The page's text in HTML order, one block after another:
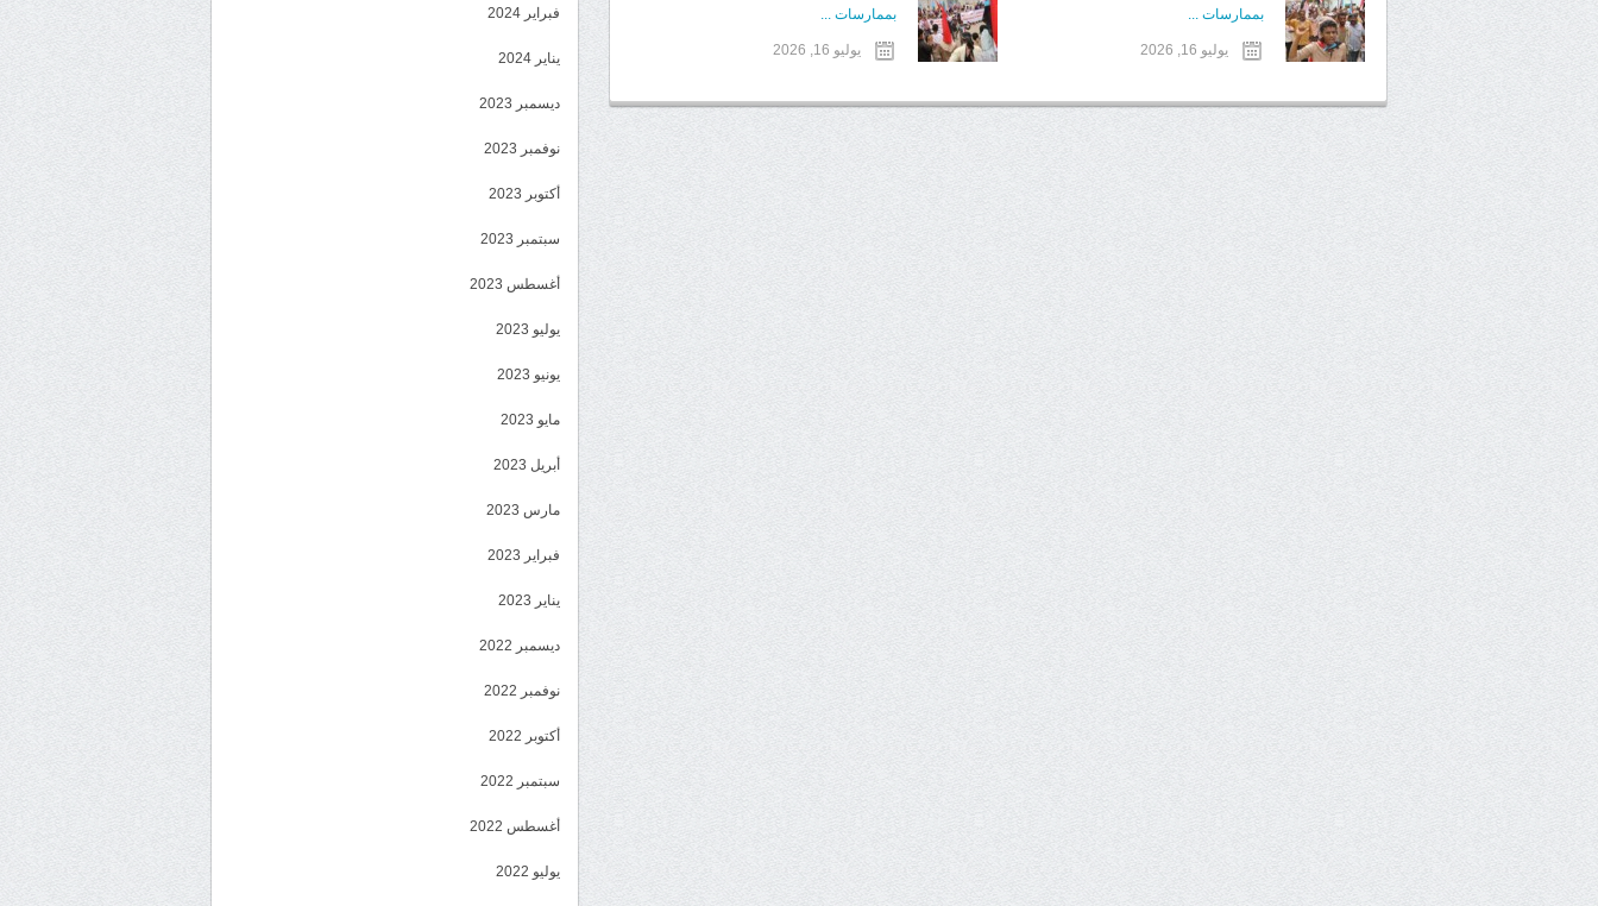
بممارسات ...
يوليو 16, 2026
بممارسات ...
يوليو 16, 2026
فبراير 2024
يناير 2024
ديسمبر 2023
نوفمبر 2023
أكتوبر 2023
سبتمبر 2023
أغسطس 2023
يوليو 2023
يونيو 2023
مايو 2023
أبريل 2023
مارس 2023
فبراير 2023
يناير 2023
ديسمبر 2022
نوفمبر 2022
أكتوبر 2022
سبتمبر 2022
أغسطس 2022
يوليو 2022